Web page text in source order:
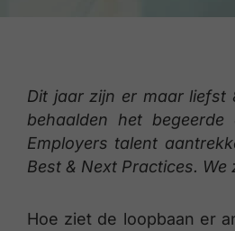
Dit jaar zijn er maar liefst
behaalden het
Employers talent
Best & Next Practices. We
Hoe ziet de loopbaan er